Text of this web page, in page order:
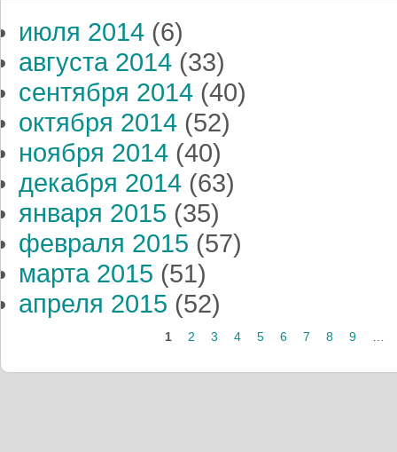
июля 2014 (6)
августа 2014 (33)
сентября 2014 (40)
октября 2014 (52)
ноября 2014 (40)
декабря 2014 (63)
января 2015 (35)
февраля 2015 (57)
марта 2015 (51)
апреля 2015 (52)
1 2 3 4 5 6 7 8 9